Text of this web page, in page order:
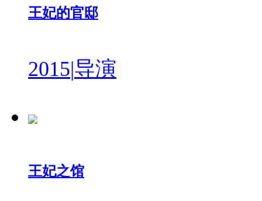
王妃的官邸
2015|导演
王妃之馆